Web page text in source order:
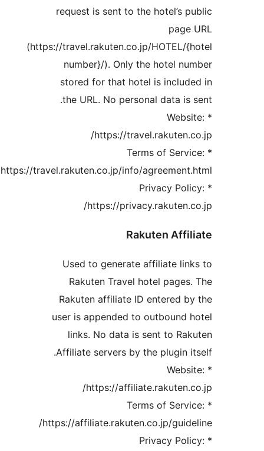
request is sent to the hotel’s
(https://travel.rakuten.co.jp/HOTEL/
number}/). Only the hotel
stored for that hotel is
the URL. No personal data is
https://
* Terms of
https://travel.rakuten.co.jp/info/
* Privacy
https://
Rakuten
Used to generate affiliate
Rakuten Travel hotel
Rakuten affiliate ID entered
user is appended to outbound
links. No data is sent to
Affiliate servers by the plugin
https://
* Terms of
https://affiliate.rakuten.co.jp/
* Privacy